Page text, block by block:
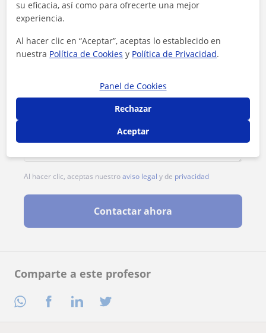
Comparte a este profesor
Al hacer clic, aceptas nuestroaviso legal y de privacidad
Contactar ahora
su eficacia, así como para ofrecerte una mejor
experiencia.
Al hacer clic en “Aceptar”, aceptas lo establecido en
nuestra Política de Cookies y Política de Privacidad.
Panel de Cookies
Rechazar
Aceptar